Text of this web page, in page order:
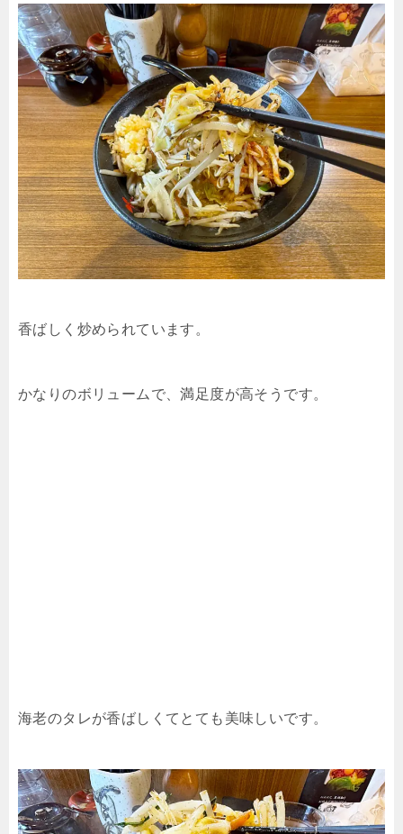
香ばしく炒められています。
かなりのボリュームで、満足度が高そうです。
海老のタレが香ばしくてとても美味しいです。